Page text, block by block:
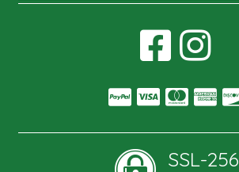
SSL-256